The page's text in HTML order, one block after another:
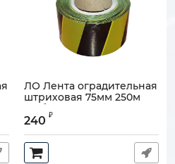
ЛО Лента оградительная
штриховая 75мм 250м
"Зебра", черно-желтая
Артикул:
240 ₽